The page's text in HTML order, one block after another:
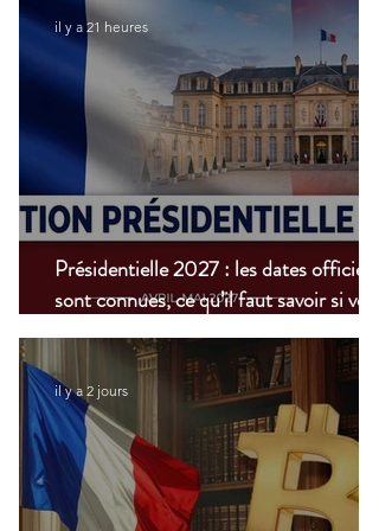
Présidentielle 2027 : les dates officielles
sont connues, ce qu’il faut savoir si vous
vivez à l’étranger
il y a 21 heures
il y a 2 jours